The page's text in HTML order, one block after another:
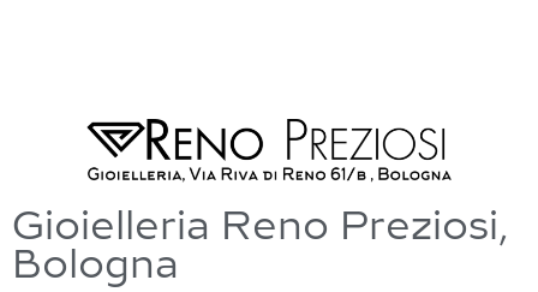
Gioielleria Reno Preziosi,
Bologna